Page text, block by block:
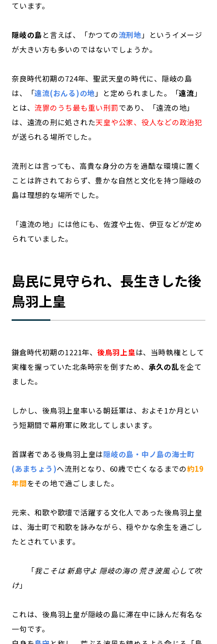
ています。
隠岐の島と言えば、「かつての流刑地 」というイメージ
が大きい方も多いのではないでしょうか。
奈良時代初期の724年、聖武天皇の時代に、隠岐の島
は、「遠流(おんる)の地 」と定められました。「遠流 」
とは、 流罪のうち最も重い刑罰であり、「遠流の地」
は、遠流の刑に処された天皇や公家、役人などの政治犯
が送られる場所でした。
流刑とは言っても、高貴な身分の方を過酷な環境に置く
ことは許されておらず、豊かな自然と文化を持つ隠岐の
島は理想的な場所でした。
「遠流の地」には他にも、佐渡や土佐、伊豆などが定め
られていました。
島民に見守られ、長生きした後
鳥羽上皇
鎌倉時代初期の1221年、 後鳥羽上皇は、当時執権として
実権を握っていた北条時宗を倒すため、 承久の乱を企て
ました。
しかし、後鳥羽上皇率いる朝廷軍は、およそ1か月とい
う短期間で幕府軍に敗北してしまいます。
首謀者である後鳥羽上皇は隠岐の島・中ノ島の海士町
(あまちょう)へ流刑となり、60歳で亡くなるまでの約19
年間をその地で過ごしました。
元来、和歌や歌壇で活躍する文化人であった後鳥羽上皇
は、海士町で和歌を詠みながら、穏やかな余生を過ごし
たとされています。
「我こそは 新島守よ 隠岐の海の 荒き波風 心して吹
け」
これは、後鳥羽上皇が隠岐の島に滞在中に詠んだ有名な
一句です。